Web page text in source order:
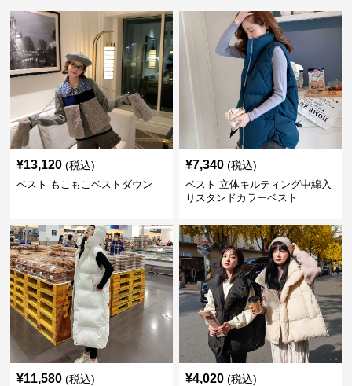
¥13,120 (税込)
ベスト もこもこベストダウン
¥7,340 (税込)
ベスト 立体キルティング中綿入
りスタンドカラーベスト
¥11,580 (税込) ¥4,020 (税込)